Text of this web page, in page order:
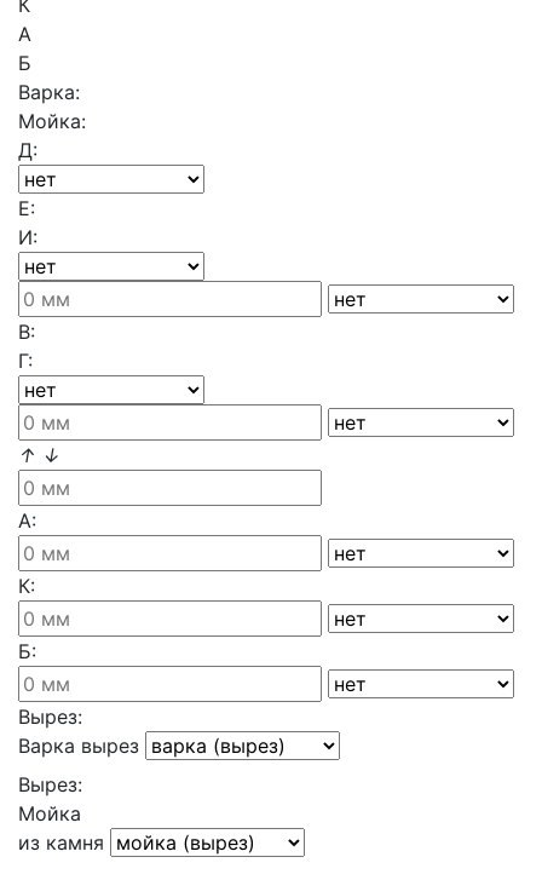
К
А
Б
Варка:
Мойка:
Д:
Е:
И:
В:
Г:
↑ ↓
А:
К:
Б:
Вырез:
Варка вырез
Вырез:
Мойка
из камня